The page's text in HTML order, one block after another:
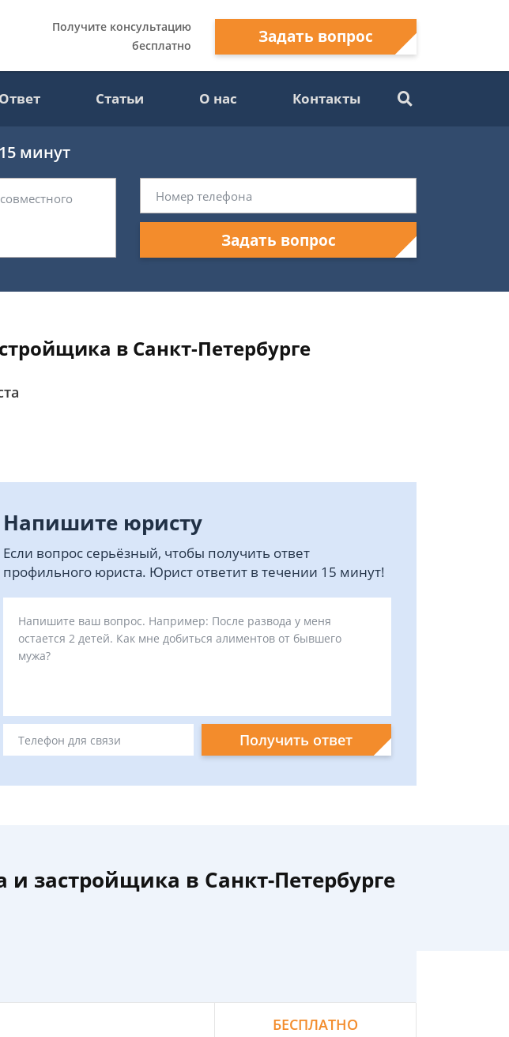
Получите консультацию
бесплатно
Задать вопрос
Статьи О нас Контакты
минут
Задать вопрос
в Санкт-Петербурге
Напишите юристу
Если вопрос серьёзный, чтобы получить ответ
профильного юриста. Юрист ответит в течении 15 минут!
Получить ответ
застройщика в Санкт-Петербурге
БЕСПЛАТНО